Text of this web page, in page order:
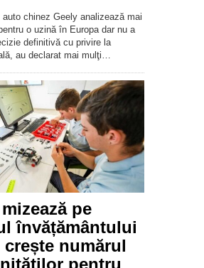
auto chinez Geely analizează mai
o uzină în Europa dar nu a
definitivă cu privire la
au declarat mai mulţi…
pe
învățământului
numărul
pentru